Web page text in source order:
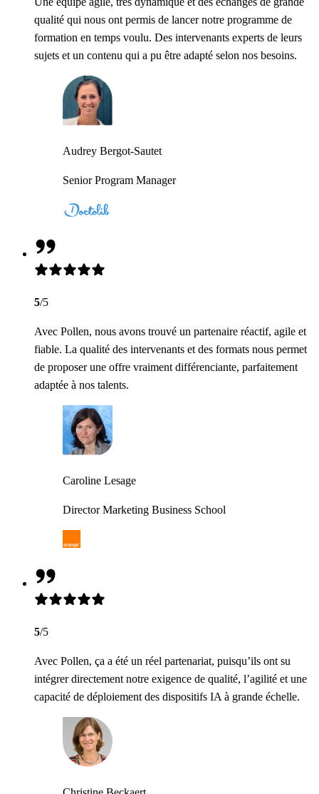
qualité qui nous ont permis de lancer notre programme de
formation en temps voulu. Des intervenants experts de leurs
sujets et un contenu qui a pu être adapté selon nos besoins.
Audrey Bergot-Sautet
Senior Program Manager
5/5
Avec Pollen, nous avons trouvé un partenaire réactif, agile et
fiable. La qualité des intervenants et des formats nous permet
de proposer une offre vraiment différenciante, parfaitement
adaptée à nos talents.
Caroline Lesage
Director Marketing Business School
5/5
Avec Pollen, ça a été un réel partenariat, puisqu’ils ont su
intégrer directement notre exigence de qualité, l’agilité et une
capacité de déploiement des dispositifs IA à grande échelle.